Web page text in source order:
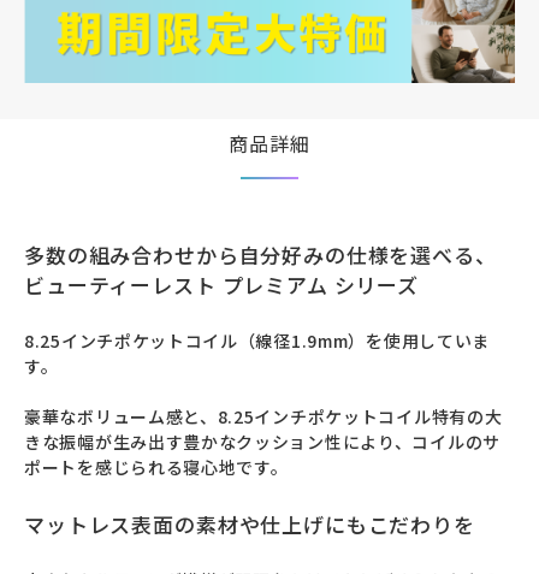
商品詳細
多数の組み合わせから自分好みの仕様を選べる、
ビューティーレスト プレミアム シリーズ
8.25インチポケットコイル（線径1.9mm）を使用していま
す。
豪華なボリューム感と、8.25インチポケットコイル特有の大
きな振幅が生み出す豊かなクッション性により、コイルのサ
ポートを感じられる寝心地です。
マットレス表面の素材や仕上げにもこだわりを